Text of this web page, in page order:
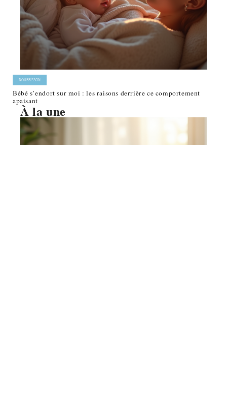
NOURRISSON
Bébé s’endort sur moi : les raisons derrière ce comportement
apaisant
À la une